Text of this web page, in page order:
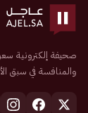
والمنافسة في سبق